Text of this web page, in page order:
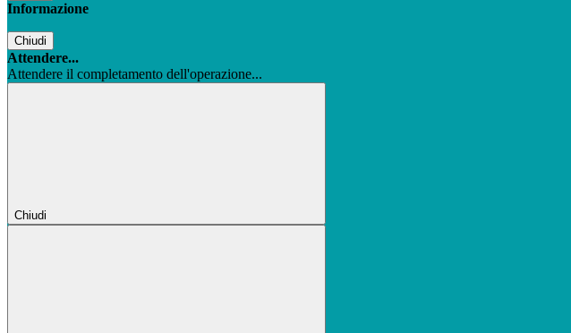
Informazione
Chiudi
Attendere...
Attendere il completamento dell'operazione...
Chiudi